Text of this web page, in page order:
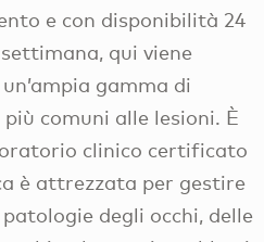
e con disponibilità 24
qui viene
gamma di
comuni alle lesioni. È
clinico certificato
è attrezzata per gestire
degli occhi, delle